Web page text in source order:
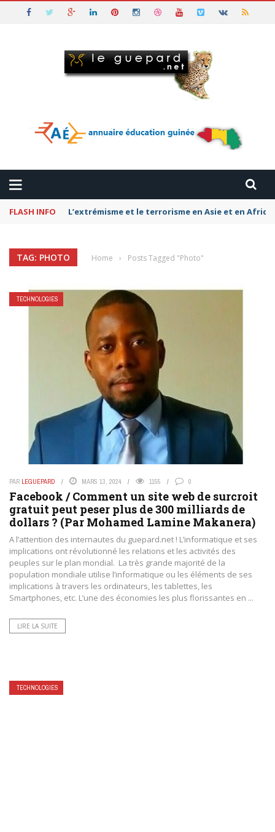
FLASH INFO L’extrémisme et le terrorisme en Asie et en
TAG: PHOTO Home › Posts Tagged "Photo"
TECHNOLOGIES
PAR LEGUEPARD MARS 13, 2024 1155 0
Facebook / Comment un site web de surcroit
gratuit peut peser plus de 300 milliards de
dollars ? (Par Mohamed Lamine Makanera)
A l’attention des internautes du guepard.net ! L’informatique et ses
implications ont révolutionné les relations et les activités des
peuples sur le plan mondial. La très grande majorité de la
population mondiale utilise l’informatique ou les éléments de ses
implications à travers les ordinateurs, les tablettes, les
Smartphones, etc. L’une des économies les plus florissantes en ...
LIRE LA SUITE
TECHNOLOGIES